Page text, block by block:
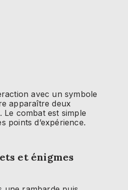
avec un symbole
apparaître deux
Le combat est simple
points d’expérience.
et énigmes